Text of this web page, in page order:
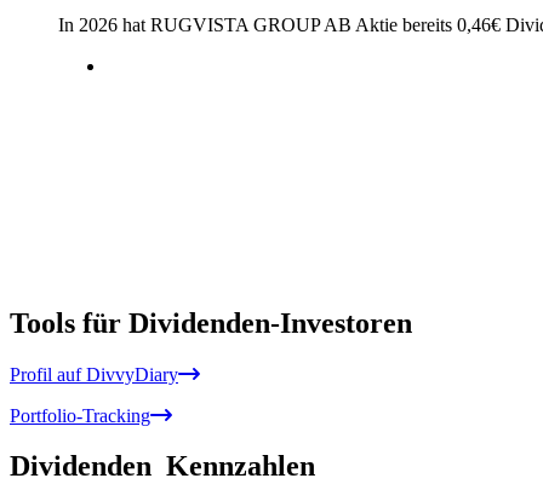
In 2026 hat RUGVISTA GROUP AB Aktie bereits 0,46€
Tools für Dividenden-Investoren
Profil auf DivvyDiary
Portfolio-Tracking
Dividenden Kennzahlen